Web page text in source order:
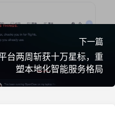
下一篇
台两周斩获十万星标，重
塑本地化智能服务格局